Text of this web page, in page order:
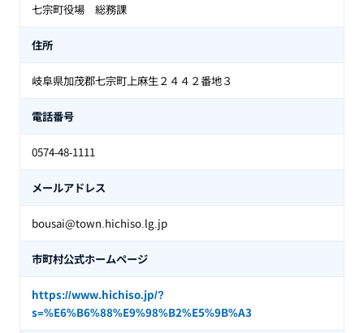
七宗町役場 総務課
住所
岐阜県加茂郡七宗町上麻生２４４２番地３
電話番号
0574-48-1111
メールアドレス
bousai@town.hichiso.lg.jp
市町村公式ホームページ
https://www.hichiso.jp/?
s=%E6%B6%88%E9%98%B2%E5%9B%A3